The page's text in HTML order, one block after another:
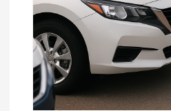
e
s